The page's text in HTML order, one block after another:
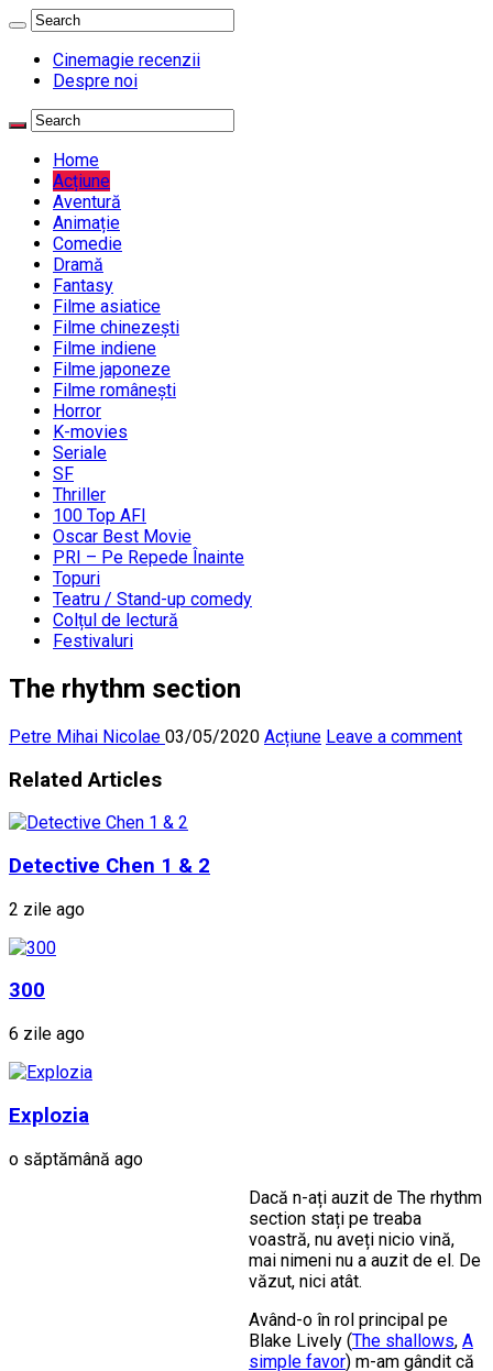
Cinemagie recenzii
Despre noi
Home
Acțiune
Aventură
Animație
Comedie
Dramă
Fantasy
Filme asiatice
Filme chinezești
Filme indiene
Filme japoneze
Filme românești
Horror
K-movies
Seriale
SF
Thriller
100 Top AFI
Oscar Best Movie
PRI – Pe Repede Înainte
Topuri
Teatru / Stand-up comedy
Colțul de lectură
Festivaluri
The rhythm section
Petre Mihai Nicolae 03/05/2020 Acțiune Leave a comment
Related Articles
Detective Chen 1 & 2
2 zile ago
300
6 zile ago
Explozia
o săptămână ago
Dacă n-ați auzit de The rhythm
section stați pe treaba
voastră, nu aveți nicio vină,
mai nimeni nu a auzit de el. De
văzut, nici atât.
Având-o în rol principal pe
Blake Lively (The shallows, A
simple favor) m-am gândit că